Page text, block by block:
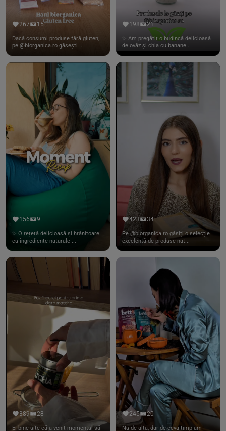
267 15
Dacă consumi produse fără gluten,
pe @biorganica.ro găsești ...
198 21
✨ Am pregătit o budincă delicioasă
de ovăz și chia cu banane...
156 9
✨ O rețetă delicioasă și hrănitoare
cu ingrediente naturale ...
423 34
Pe @biorganica.ro găsiți o selecție
excelentă de produse nat...
389 28
Ei bine uite că a venit momentul să
245 20
Nu de alta, dar de ceva timp am